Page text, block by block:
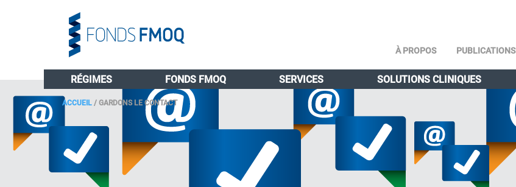
À PROPOS PUBLICATIONS
RÉGIMES FONDS FMOQ SERVICES SOLUTIONS CLINIQUES
ACCUEIL /GARDONS LE CONTACT